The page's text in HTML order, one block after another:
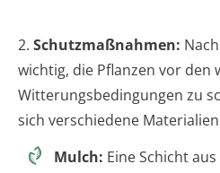
2. Schutzmaßnahmen:
wichtig, die Pflanzen vor den
Witterungsbedingungen zu
sich verschiedene
Mulch: Eine Schicht